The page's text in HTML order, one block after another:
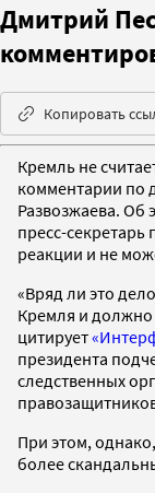
Дмитрий
Копировать
Кремль не
комментарии по
Развозжаева. Об
пресс-
реакции и не
«Вряд ли это
Кремля и
цитирует
президента
следственных
При этом,
более